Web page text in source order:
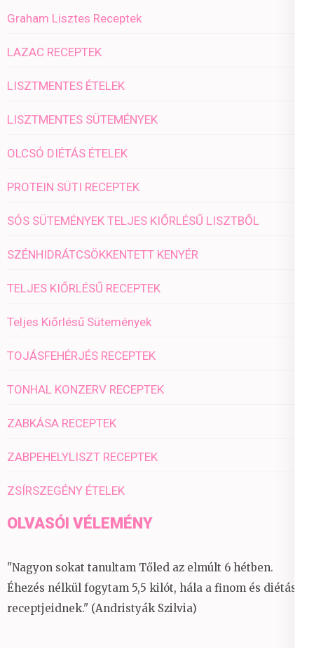
Graham Lisztes Receptek
LAZAC RECEPTEK
LISZTMENTES ÉTELEK
LISZTMENTES SÜTEMÉNYEK
OLCSÓ DIÉTÁS ÉTELEK
PROTEIN SÜTI RECEPTEK
SÓS SÜTEMÉNYEK TELJES KIŐRLÉSŰ LISZTBŐL
SZÉNHIDRÁTCSÖKKENTETT KENYÉR
TELJES KIŐRLÉSŰ RECEPTEK
Teljes Kiőrlésű Sütemények
TOJÁSFEHÉRJÉS RECEPTEK
TONHAL KONZERV RECEPTEK
ZABKÁSA RECEPTEK
ZABPEHELYLISZT RECEPTEK
ZSÍRSZEGÉNY ÉTELEK
OLVASÓI VÉLEMÉNY
"Nagyon sokat tanultam Tőled az elmúlt 6 hétben.
Éhezés nélkül fogytam 5,5 kilót, hála a finom és diétás
receptjeidnek." (Andristyák Szilvia)